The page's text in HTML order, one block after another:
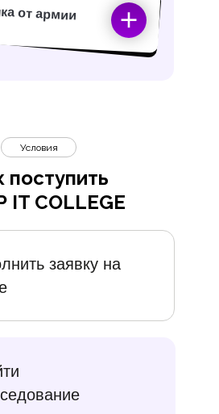
от армии
заявку на
поступить
IT COLLEGE
Условия